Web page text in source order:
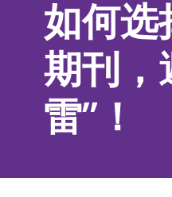
如何选
期刊，
雷”！